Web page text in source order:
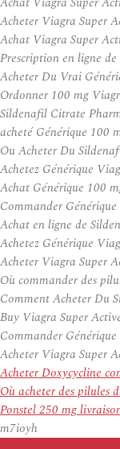
Acheter Viagra Super
Achat Viagra Super
Prescription en ligne
Acheter Du Vrai
Ordonner 100 mg
Sildenafil Citrate
acheté Générique 100
Ou Acheter Du
Achetez Générique
Achat Générique 100
Commander
Achat en ligne de
Achetez Générique
Acheter Viagra Super
Où commander des
Comment Acheter Du
Buy Viagra Super
Commander
Acheter Viagra Super
Acheter Doxycycline
Où acheter des pilules
Ponstel 250 mg
m7ioyh